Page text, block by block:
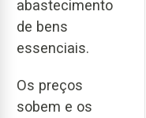
abastecimento
de bens
essenciais.
Os preços
sobem e os